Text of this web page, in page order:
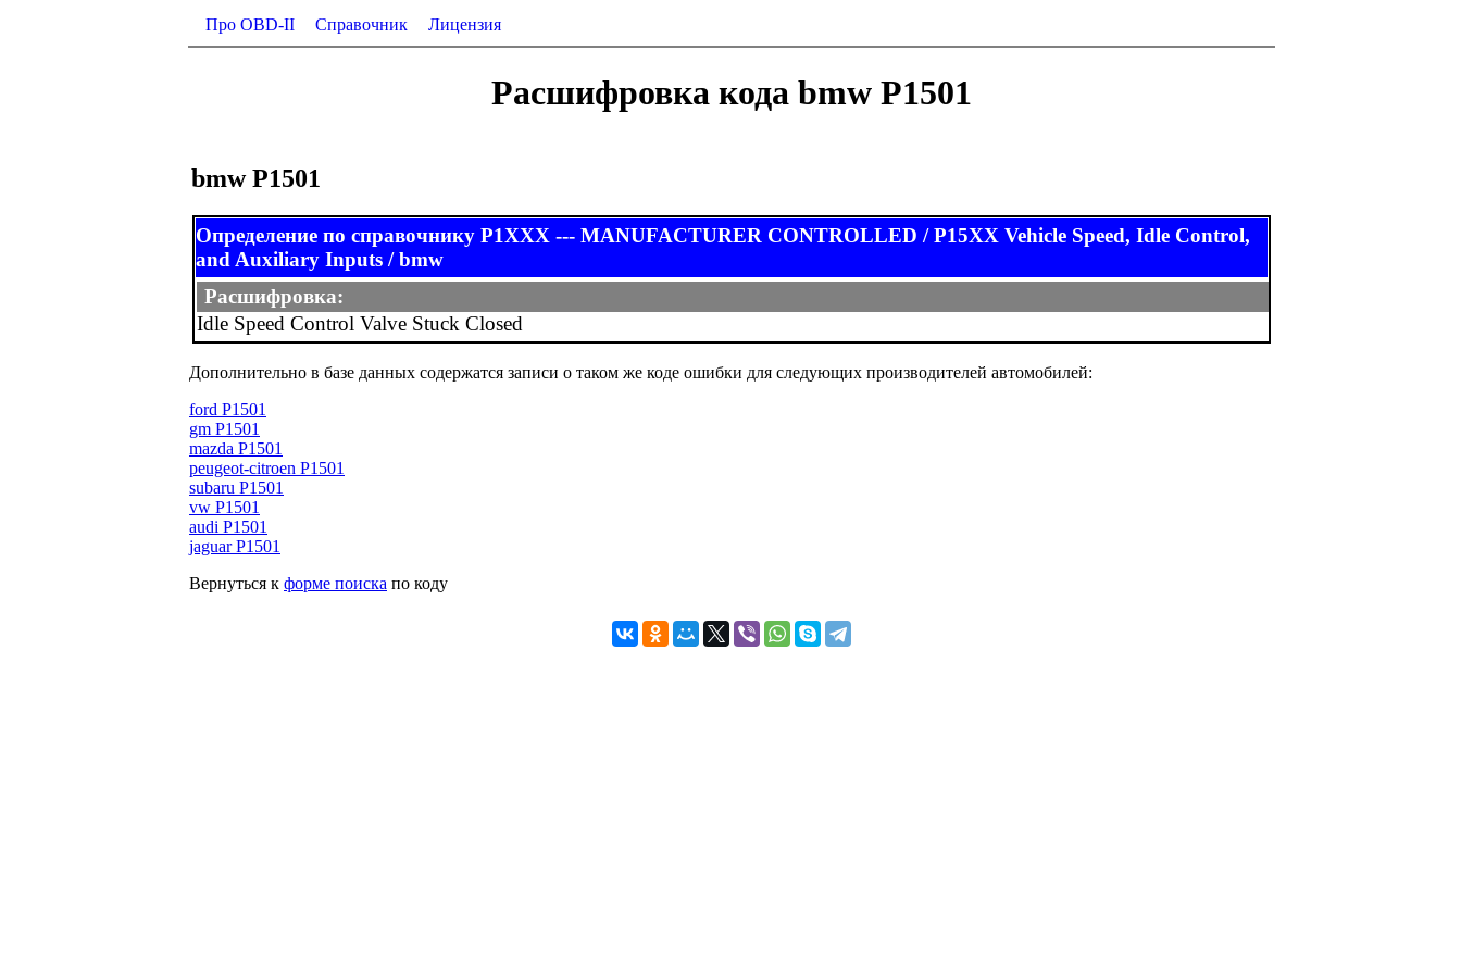
Про OBD-II Справочник Лицензия
Расшифровка кода bmw P1501
bmw P1501
Определение по справочнику P1XXX --- MANUFACTURER CONTROLLED / P15XX Vehicle Speed, Idle Control,
and Auxiliary Inputs / bmw
Расшифровка:
Idle Speed Control Valve Stuck Closed
Дополнительно в базе данных содержатся записи о таком же коде ошибки для следующих производителей автомобилей:
ford P1501
gm P1501
mazda P1501
peugeot-citroen P1501
subaru P1501
vw P1501
audi P1501
jaguar P1501
Вернуться к форме поиска по коду